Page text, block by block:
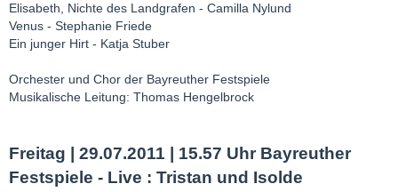
Elisabeth, Nichte des Landgrafen - Camilla Nylund
Venus - Stephanie Friede
Ein junger Hirt - Katja Stuber
Orchester und Chor der Bayreuther Festspiele
Musikalische Leitung: Thomas Hengelbrock
Freitag | 29.07.2011 | 15.57 Uhr Bayreuther
Festspiele - Live : Tristan und Isolde